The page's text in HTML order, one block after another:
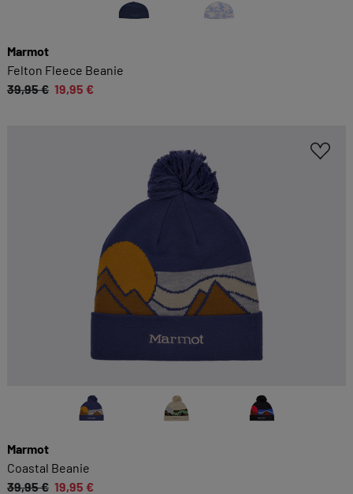
Marmot
Felton Fleece Beanie
39,95 € 19,95 €
Marmot
Coastal Beanie
39,95 € 19,95 €